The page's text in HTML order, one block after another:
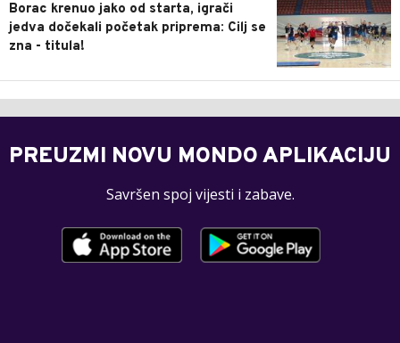
Borac krenuo jako od starta, igrači
jedva dočekali početak priprema: Cilj se
zna - titula!
PREUZMI NOVU MONDO APLIKACIJU
Savršen spoj vijesti i zabave.